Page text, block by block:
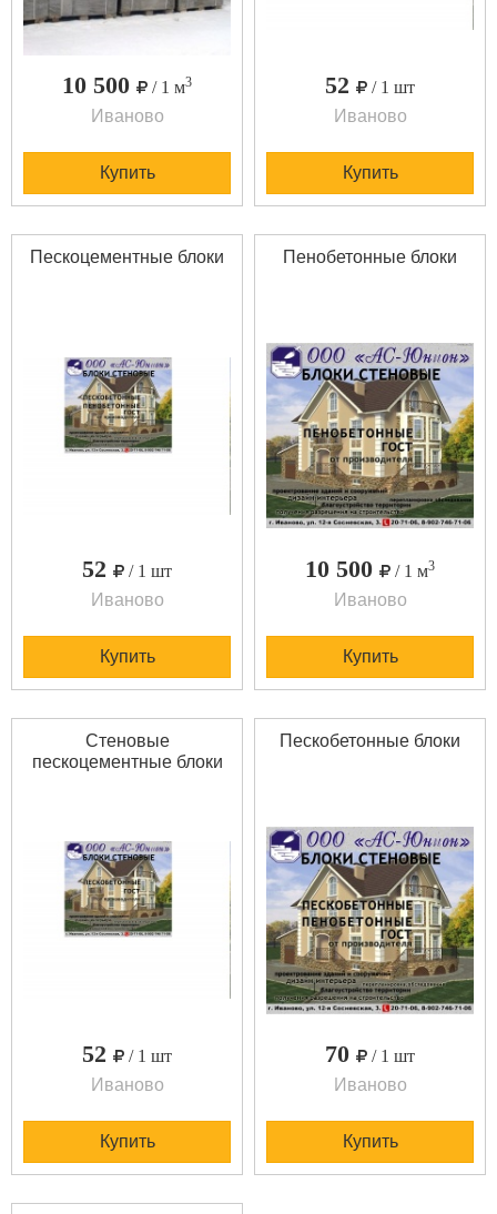
10 500 / 1 м3
Иваново
Купить
52
/ 1 шт
Иваново
Купить
Пескоцементные блоки
52
/ 1 шт
Иваново
Купить
Пенобетонные блоки
10 500 / 1 м3
Иваново
Купить
Стеновые
пескоцементные блоки
52
/ 1 шт
Иваново
Купить
Пескобетонные блоки
70
/ 1 шт
Иваново
Купить